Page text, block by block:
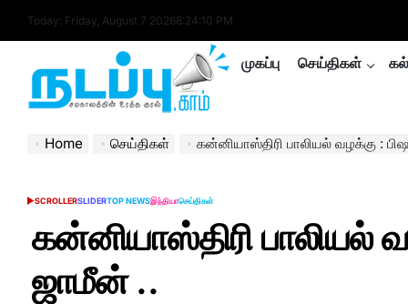
Today: Friday, August 7 20268:24:11 PM
nadappu.com
முகப்பு செய்திகள்
Home செய்திகள் கன்னியாஸ்திரி பாலியல் வழக்கு :
POSTED
SCROLLERSLIDERTOP NEWSஇந்தியாசெய்திகள்
கன்னியாஸ்திரி பாலியல்
ஜாமீன் ..